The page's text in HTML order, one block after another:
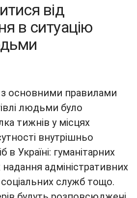
від
в ситуацію
з основними правилами
людьми було
тижнів у місцях
внутрішньо
в Україні: гуманітарних
адміністративних
служб тощо.